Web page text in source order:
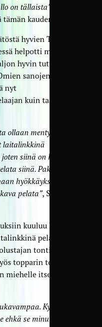
on tällaista”
kauden osalta.
hyvien TamU-
helpotti myös se,
hyvin tuttuja
sanojensa
nyt
kuin taannoin
ollaan menty
laitalinkkinä
siinä on kehitystä
siinä. Pakkinakin
hyökkäyksiä,
pelata”, Sirén
kuuluu hänen
pelannut
tontin, ja
topparin tontilla.
miehelle itselleen
Kyllä
se minun omin